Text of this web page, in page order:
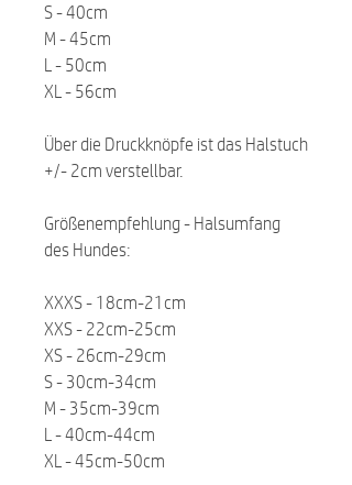
S - 40cm
M - 45cm
L - 50cm
XL - 56cm
Über die Druckknöpfe ist das Halstuch
+/- 2cm verstellbar.
Größenempfehlung - Halsumfang
des Hundes:
XXXS - 18cm-21cm
XXS - 22cm-25cm
XS - 26cm-29cm
S - 30cm-34cm
M - 35cm-39cm
L - 40cm-44cm
XL - 45cm-50cm